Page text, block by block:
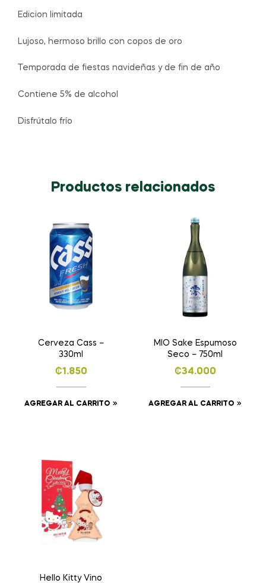
Edicion limitada
Lujoso, hermoso brillo con copos de oro
Temporada de fiestas navideñas y de fin de año
Contiene 5% de alcohol
Disfrútalo frío
Productos relacionados
Cerveza Cass –
330ml
₡1.850
AGREGAR AL CARRITO
MIO Sake Espumoso
Seco – 750ml
₡34.000
AGREGAR AL CARRITO
Hello Kitty Vino